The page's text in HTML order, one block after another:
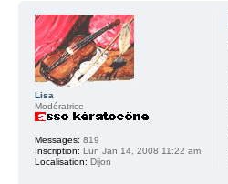
Lisa
Modératrice
Messages: 819
Inscription: Lun Jan 14, 2008 11:22 am
Localisation: Dijon